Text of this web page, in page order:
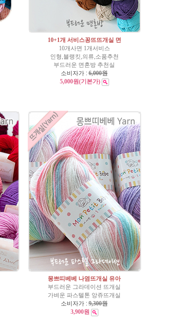
10+1개 서비스꽁뜨뜨개실 면
10개사면 1개서비스
인형,블랭킷,의류,소품추천
부드러운 면혼방 추천실
소비자가 : 6,000원
5,000원(기본가)
몽쁘띠베베 나염뜨개실 유아
부드러운 그라데이션 뜨개실
가벼운 파스텔톤 앙쥬뜨개실
소비자가 : 9,300원
3,900원